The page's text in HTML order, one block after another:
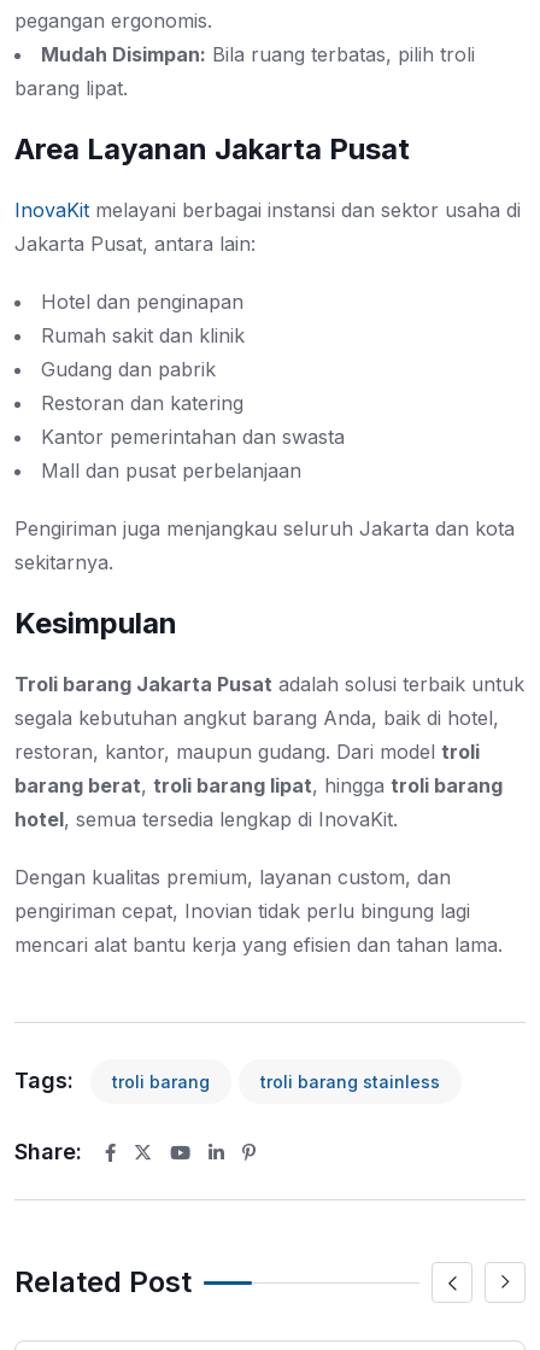
pegangan ergonomis.
Mudah Disimpan: Bila ruang terbatas, pilih troli
barang lipat.
Area Layanan Jakarta Pusat
InovaKit melayani berbagai instansi dan sektor usaha di
Jakarta Pusat, antara lain:
Hotel dan penginapan
Rumah sakit dan klinik
Gudang dan pabrik
Restoran dan katering
Kantor pemerintahan dan swasta
Mall dan pusat perbelanjaan
Pengiriman juga menjangkau seluruh Jakarta dan kota
sekitarnya.
Kesimpulan
Troli barang Jakarta Pusat adalah solusi terbaik untuk
segala kebutuhan angkut barang Anda, baik di hotel,
restoran, kantor, maupun gudang. Dari model troli
barang berat, troli barang lipat, hingga troli barang
hotel, semua tersedia lengkap di InovaKit.
Dengan kualitas premium, layanan custom, dan
pengiriman cepat, Inovian tidak perlu bingung lagi
mencari alat bantu kerja yang efisien dan tahan lama.
Tags: troli barang troli barang stainless
Share:
Youtube
LinkedIn
Related Post